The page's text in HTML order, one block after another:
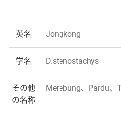
英名 Jongkong
学名 D.stenostachys
その他
の名称
Merebung、Pardu、